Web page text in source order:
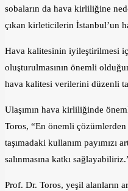
sobaların da hava kirliliğine
çıkan kirleticilerin İstanbul’un
Hava kalitesinin iyileştirilmesi
oluşturulmasının önemli
hava kalitesi verilerini düzenli
Ulaşımın hava kirliliğinde
Toros, “En önemli
taşımadaki kullanım payımızı
salınmasına katkı
Prof. Dr. Toros, yeşil alanların